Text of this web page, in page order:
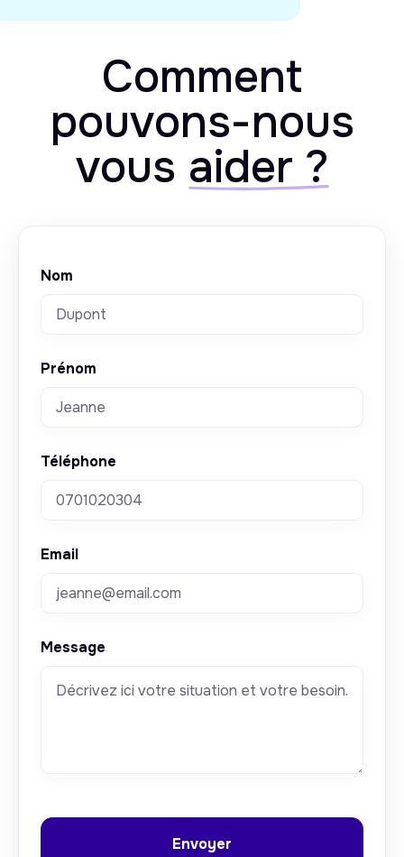
Comment
pouvons-nous
vous aider ?
Nom
Prénom
Téléphone
Email
Message